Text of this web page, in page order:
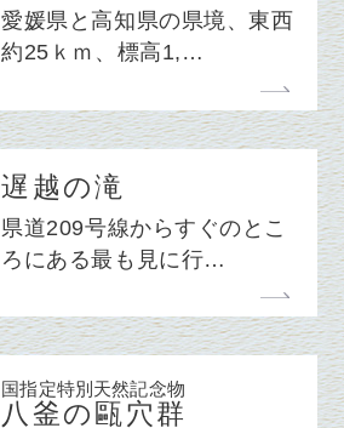
愛媛県と高知県の県境、東西
約25ｋｍ、標高1,…
遅越の滝
県道209号線からすぐのとこ
ろにある最も見に行…
国指定特別天然記念物
八釜の甌穴群